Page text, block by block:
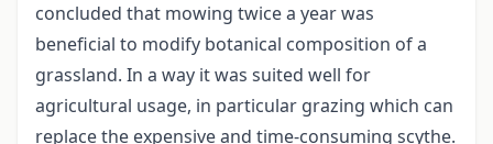
concluded that mowing twice a year was
beneficial to modify botanical composition of a
grassland. In a way it was suited well for
agricultural usage, in particular grazing which can
replace the expensive and time-consuming scythe.